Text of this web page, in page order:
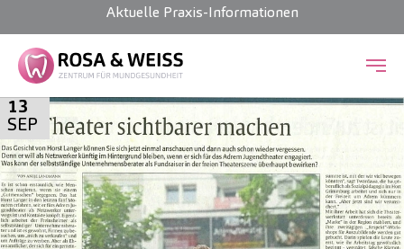
Zum Hauptinhalt springen
Aktuelle Praxis-Informationen
13
SEP